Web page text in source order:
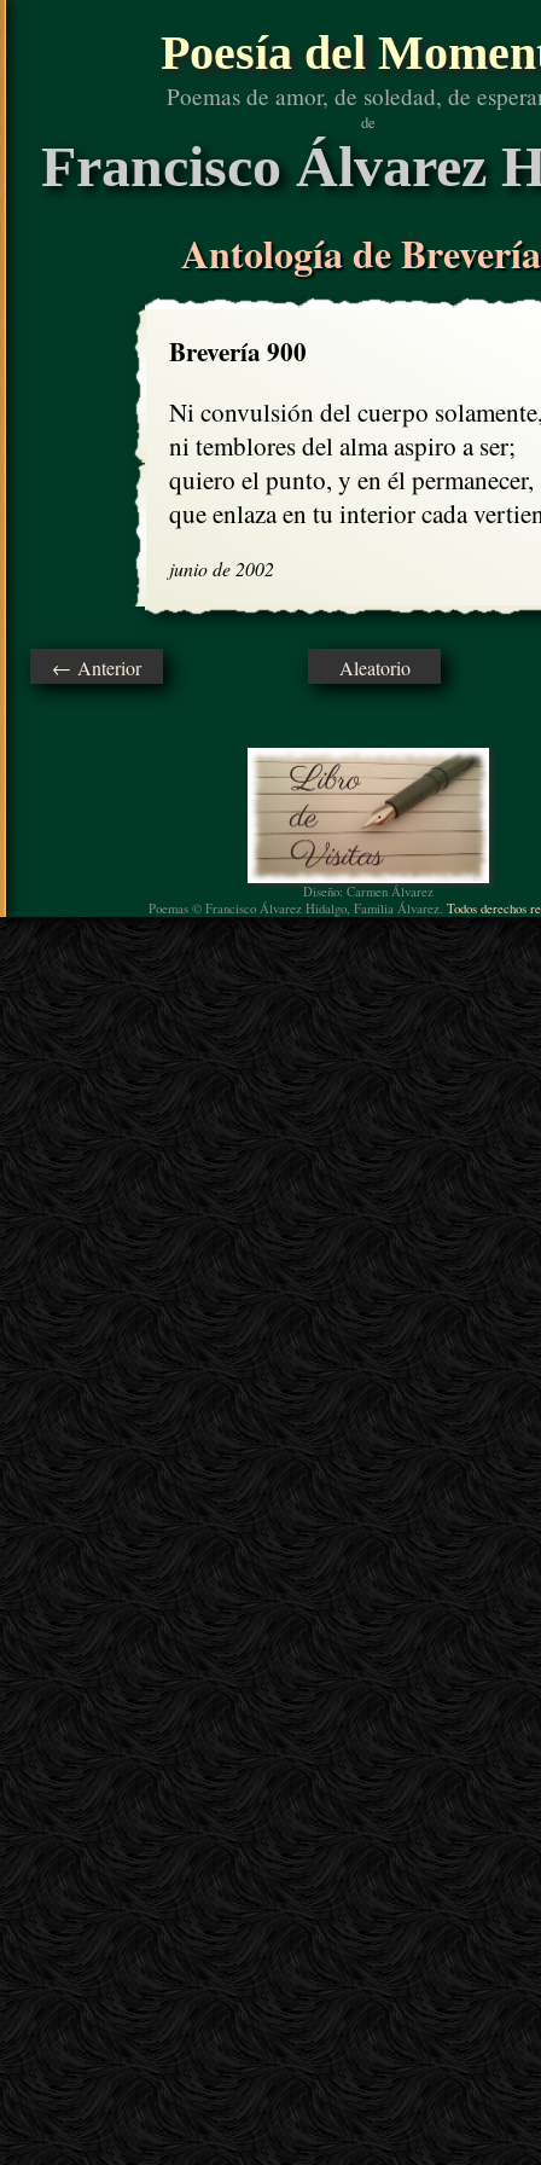
Poesía del
Poemas de amor, de soledad, de
de
Francisco Álvarez
Antología de
Brevería 900
Ni convulsión del cuerpo
ni temblores del alma aspiro a ser;
quiero el punto, y en él permanecer,
que enlaza en tu interior cada
junio de 2002
← Anterior Aleatorio
Diseño: Carmen Álvarez
Poemas © Francisco Álvarez Hidalgo, Familia Álvarez. Todos derechos